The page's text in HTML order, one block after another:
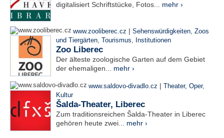
digitalisiert Schriftstücke, Fotos... mehr ›
www.zooliberec.cz | Sehenswürdigkeiten, Zoos
und Tiergärten, Tourismus, Institutionen
Zoo Liberec
Der älteste zoologische Garten auf dem Gebiet
der ehemaligen... mehr ›
www.saldovo-divadlo.cz | Theater, Oper,
Kultur
Šalda-Theater, Liberec
Zum traditionsreichen Šalda-Theater in Liberec
gehören heute zwei... mehr ›